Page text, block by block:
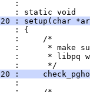
:
: static void
: setup(char
: {
:     /*
:      * make
:      * libpq
:      */
:
: